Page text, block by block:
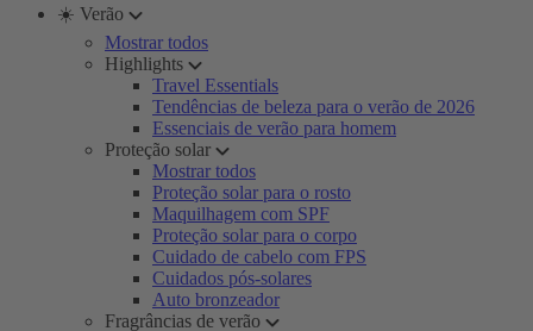
☀️ Verão
Mostrar todos
Highlights
Travel Essentials
Tendências de beleza para o verão de 2026
Essenciais de verão para homem
Proteção solar
Mostrar todos
Proteção solar para o rosto
Maquilhagem com SPF
Proteção solar para o corpo
Cuidado de cabelo com FPS
Cuidados pós-solares
Auto bronzeador
Fragrâncias de verão